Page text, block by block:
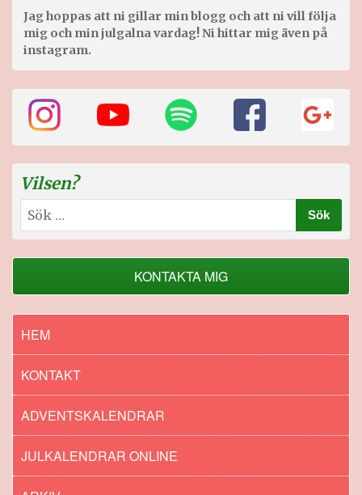
Jag hoppas att ni gillar min blogg och att ni vill följa
mig och min julgalna vardag! Ni hittar mig även på
instagram.
Vilsen?
Sök
efter:
KONTAKTA MIG
HEM
KONTAKT
ADVENTSKALENDRAR
JULKALENDRAR ONLINE